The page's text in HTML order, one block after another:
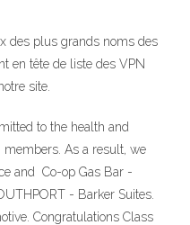
des plus grands noms des
en tête de liste des VPN
site.
to the health and
As a result, we
and Co-op Gas Bar -
- Barker Suites.
Congratulations Class